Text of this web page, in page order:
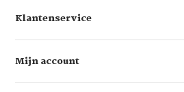
Klantenservice
Mijn account